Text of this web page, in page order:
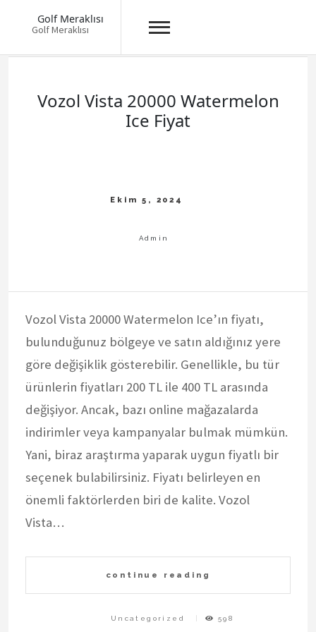
Golf Meraklısı
Golf Meraklısı
Vozol Vista 20000 Watermelon
Ice Fiyat
Vozol Vista 20000 Watermelon Ice’ın fiyatı,
bulunduğunuz bölgeye ve satın aldığınız yere
göre değişiklik gösterebilir. Genellikle, bu tür
ürünlerin fiyatları 200 TL ile 400 TL arasında
değişiyor. Ancak, bazı online mağazalarda
indirimler veya kampanyalar bulmak mümkün.
Yani, biraz araştırma yaparak uygun fiyatlı bir
seçenek bulabilirsiniz. Fiyatı belirleyen en
önemli faktörlerden biri de kalite. Vozol
Vista…
continue reading
Uncategorized 598